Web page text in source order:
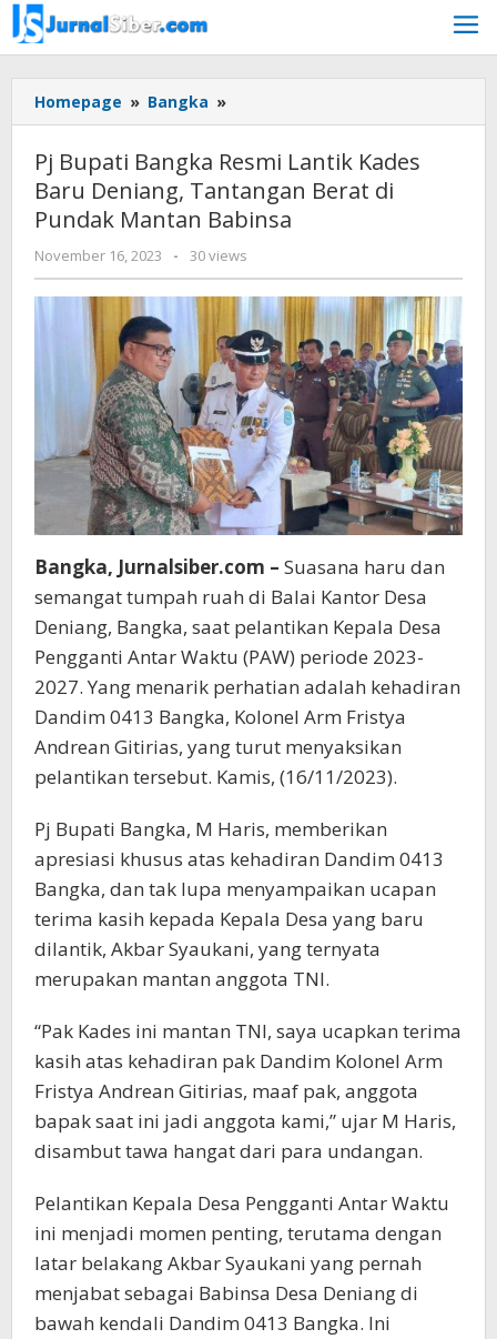
Skip
to
content
Homepage » Bangka »
Bupati
Resmi
Lantik
Kades
Deniang,
Tantangan
Berat
di
Pundak
Mantan
Babinsa
Pj Bupati Bangka Resmi Lantik Kades
Baru Deniang, Tantangan Berat di
Pundak Mantan Babinsa
November 16, 2023
by
Jurnalsiber
- 30 views
Bangka, Jurnalsiber.com – Suasana haru dan
semangat tumpah ruah di Balai Kantor Desa
Deniang, Bangka, saat pelantikan Kepala Desa
Pengganti Antar Waktu (PAW) periode 2023-
2027. Yang menarik perhatian adalah kehadiran
Dandim 0413 Bangka, Kolonel Arm Fristya
Andrean Gitirias, yang turut menyaksikan
pelantikan tersebut. Kamis, (16/11/2023).
Pj Bupati Bangka, M Haris, memberikan
apresiasi khusus atas kehadiran Dandim 0413
Bangka, dan tak lupa menyampaikan ucapan
terima kasih kepada Kepala Desa yang baru
dilantik, Akbar Syaukani, yang ternyata
merupakan mantan anggota TNI.
“Pak Kades ini mantan TNI, saya ucapkan terima
kasih atas kehadiran pak Dandim Kolonel Arm
Fristya Andrean Gitirias, maaf pak, anggota
bapak saat ini jadi anggota kami,” ujar M Haris,
disambut tawa hangat dari para undangan.
Pelantikan Kepala Desa Pengganti Antar Waktu
ini menjadi momen penting, terutama dengan
latar belakang Akbar Syaukani yang pernah
menjabat sebagai Babinsa Desa Deniang di
bawah kendali Dandim 0413 Bangka. Ini